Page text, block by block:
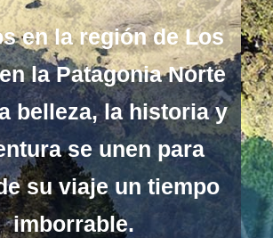
en la región de Los
la Patagonia Norte
belleza, la historia y
se unen para
su viaje un tiempo
imborrable.